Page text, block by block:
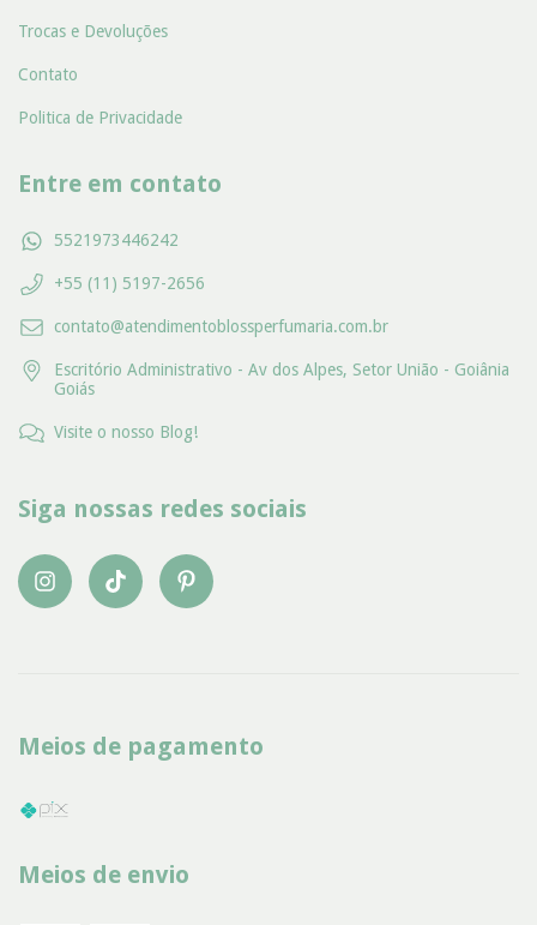
Trocas e Devoluções
Contato
Politica de Privacidade
Entre em contato
5521973446242
+55 (11) 5197-2656
contato@atendimentoblossperfumaria.com.br
Escritório Administrativo - Av dos Alpes, Setor União - Goiânia
Goiás
Visite o nosso Blog!
Siga nossas redes sociais
Meios de pagamento
Meios de envio